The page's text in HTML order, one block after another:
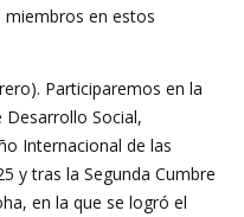
en estos
Participaremos en la
Social,
Internacional de las
y tras la Segunda Cumbre
en la que se logró el